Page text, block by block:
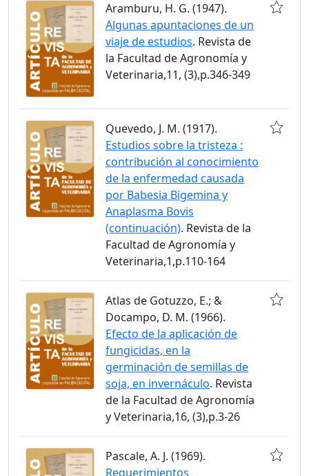
Aramburu, H. G. (1947).
Algunas apuntaciones de un
viaje de estudios. Revista de
la Facultad de Agronomía y
Veterinaria,11, (3),p.346-349
Quevedo, J. M. (1917).
Estudios sobre la tristeza :
contribución al conocimiento
de la enfermedad causada
por Babesia Bigemina y
Anaplasma Bovis
(continuación). Revista de la
Facultad de Agronomía y
Veterinaria,1,p.110-164
Atlas de Gotuzzo, E.; &
Docampo, D. M. (1966).
Efecto de la aplicación de
fungicidas, en la
germinación de semillas de
soja, en invernáculo. Revista
de la Facultad de Agronomía
y Veterinaria,16, (3),p.3-26
Pascale, A. J. (1969).
Requerimientos